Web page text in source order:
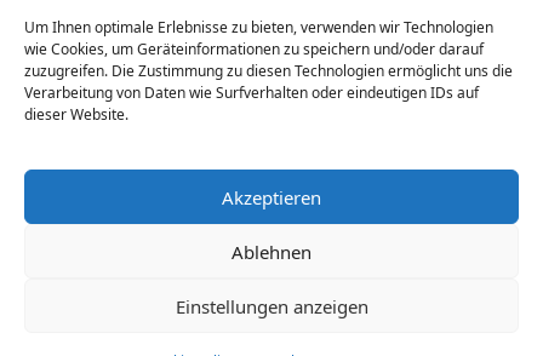
Um Ihnen optimale Erlebnisse zu bieten, verwenden wir Technologien
wie Cookies, um Geräteinformationen zu speichern und/oder darauf
zuzugreifen. Die Zustimmung zu diesen Technologien ermöglicht uns die
Verarbeitung von Daten wie Surfverhalten oder eindeutigen IDs auf
dieser Website.
Akzeptieren
Ablehnen
Einstellungen anzeigen
Leistungen
Microsoft 365 Compliance Check